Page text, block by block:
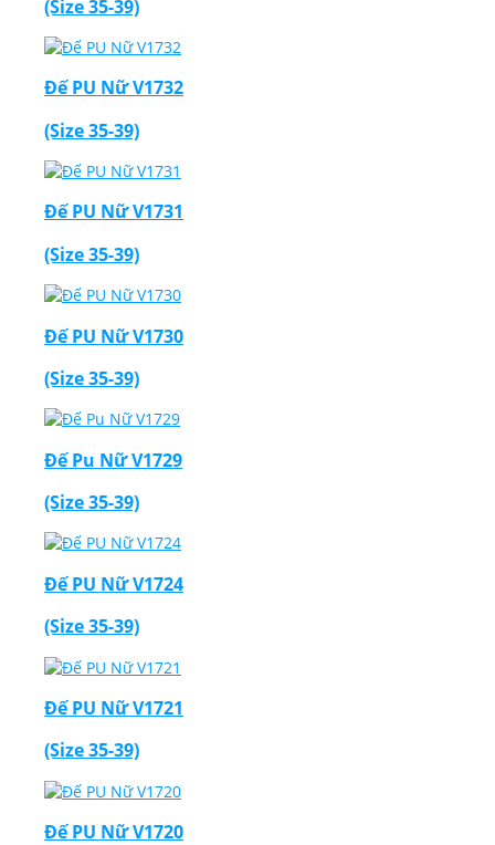
(Size 35-39)
Đế PU Nữ V1732
(Size 35-39)
Đế PU Nữ V1731
(Size 35-39)
Đế PU Nữ V1730
(Size 35-39)
Đế Pu Nữ V1729
(Size 35-39)
Đế PU Nữ V1724
(Size 35-39)
Đế PU Nữ V1721
(Size 35-39)
Đế PU Nữ V1720